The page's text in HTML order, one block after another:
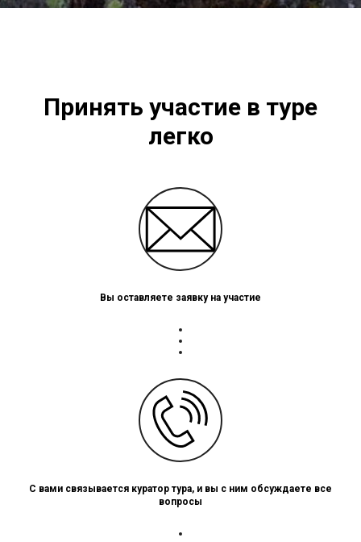
Принять участие в туре
легко
Вы оставляете заявку на участие
С вами связывается куратор тура, и вы с ним обсуждаете все
вопросы